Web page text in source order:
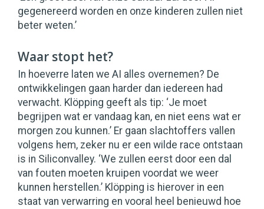
gegenereerd worden en onze kinderen zullen niet
beter weten.’
Waar stopt het?
In hoeverre laten we AI alles overnemen? De
ontwikkelingen gaan harder dan iedereen had
verwacht. Klöpping geeft als tip: ‘Je moet
begrijpen wat er vandaag kan, en niet eens wat er
morgen zou kunnen.’ Er gaan slachtoffers vallen
volgens hem, zeker nu er een wilde race ontstaan
is in Siliconvalley. ‘We zullen eerst door een dal
van fouten moeten kruipen voordat we weer
kunnen herstellen.’ Klöpping is hierover in een
staat van verwarring en vooral heel benieuwd hoe